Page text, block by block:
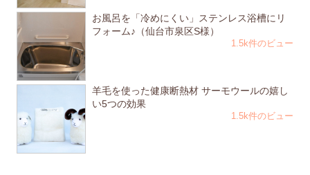
お風呂を「冷めにくい」ステンレス浴槽にリ
フォーム♪（仙台市泉区S様）
1.5k件のビュー
羊毛を使った健康断熱材 サーモウールの嬉し
い5つの効果
1.5k件のビュー